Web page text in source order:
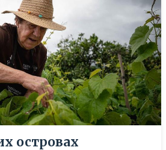
островах